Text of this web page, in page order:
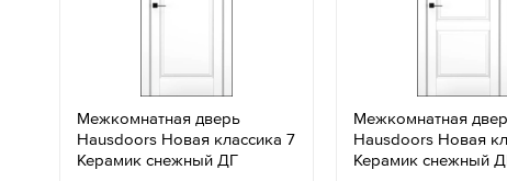
Межкомнатная дверь
Hausdoors Новая классика 7
Керамик снежный ДГ
Межкомнатная
Hausdoors Новая
Керамик снежный